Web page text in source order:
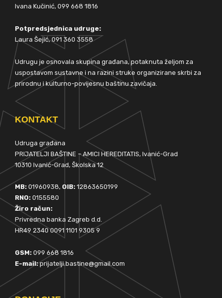
Ivana Kučinić, 099 668 1816
Potpredsjednica udruge:
Laura Šejić, 091 360 3558
Udrugu je osnovala skupina građana, potaknuta željom za
uspostavom sustavne i na razini struke organizirane skrbi za
prirodnu i kulturno-povijesnu baštinu zavičaja.
KONTAKT
Udruga građana
PRIJATELJI BAŠTINE – AMICI HEREDITATIS, Ivanić-Grad
10310 Ivanić-Grad, Školska 12
MB: 01960938, OIB: 12863650199
RNO: 0155580
Žiro račun:
Privredna banka Zagreb d.d.
HR49 2340 0091 1101 9305 9
GSM: 099 668 1816
E-mail:prijatelji.bastine@gmail.com